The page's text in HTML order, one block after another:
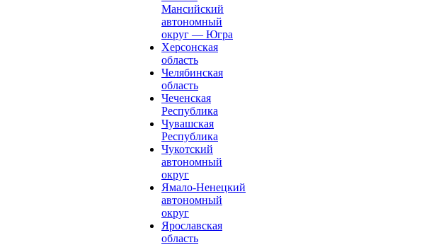
Мансийский
автономный
округ — Югра
Херсонская
область
Челябинская
область
Чеченская
Республика
Чувашская
Рeспублика
Чукотский
автономный
округ
Ямало-Ненецкий
автономный
округ
Ярославская
область